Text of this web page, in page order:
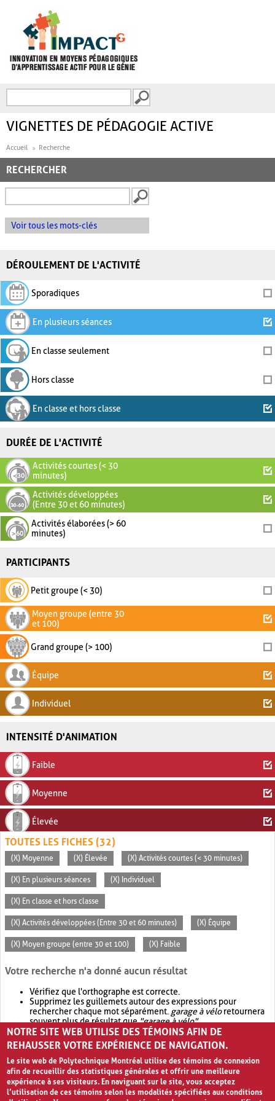
FORMULAIRE DE
VIGNETTES DE PÉDAGOGIE ACTIVE
Accueil Recherche
RECHERCHER
Voir tous les mots-clés
DÉROULEMENT DE L'ACTIVITÉ
Sporadiques
En plusieurs séances
En classe seulement
Hors classe
En classe et hors classe
DURÉE DE L'ACTIVITÉ
Activités courtes (< 30
minutes)
Activités développées
(Entre 30 et 60 minutes)
Activités élaborées (> 60
minutes)
PARTICIPANTS
Petit groupe (< 30)
Moyen groupe (entre 30
et 100)
Grand groupe (> 100)
Équipe
Individuel
INTENSITÉ D'ANIMATION
Faible
Moyenne
Élevée
TOUTES LES FICHES (32)
(X) Moyenne (X) Élevée (X) Activités courtes (< 30 minutes)
(X) En plusieurs séances (X) Individuel
(X) En classe et hors classe
(X) Activités développées (Entre 30 et 60 minutes) (X) Équipe
(X) Moyen groupe (entre 30 et 100) (X) Faible
Votre recherche n'a donné aucun résultat
Vérifiez que l'orthographe est correcte.
Supprimez les guillemets autour des expressions pour
rechercher chaque mot séparément. garage à véloretournera
souvent plus de résultat que"garage à vélo".
Envisagez d'élargir votre recherche avec OR.garage OR vélo
retournera souvent plus de résultat quegarage à vélo
NOTRE SITE WEB UTILISE DES TÉMOINS AFIN DE
REHAUSSER VOTRE EXPÉRIENCE DE NAVIGATION.
Le site web de Polytechnique Montréal utilise des témoins de connexion
afin de recueillir des statistiques générales et offrir une meilleure
expérience à ses visiteurs. En naviguant sur le site, vous acceptez
l’utilisation de ces témoins selon les modalités spécifiées aux conditions